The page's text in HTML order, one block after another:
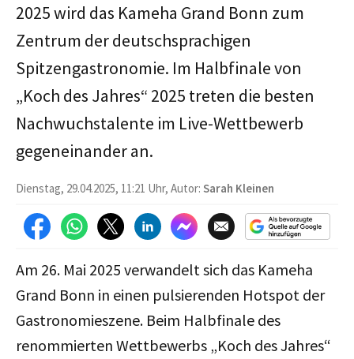
2025 wird das Kameha Grand Bonn zum
Zentrum der deutschsprachigen
Spitzengastronomie. Im Halbfinale von
„Koch des Jahres“ 2025 treten die besten
Nachwuchstalente im Live-Wettbewerb
gegeneinander an.
Dienstag, 29.04.2025, 11:21 Uhr, Autor: Sarah Kleinen
Am 26. Mai 2025 verwandelt sich das Kameha
Grand Bonn in einen pulsierenden Hotspot der
Gastronomieszene. Beim Halbfinale des
renommierten Wettbewerbs „Koch des Jahres“